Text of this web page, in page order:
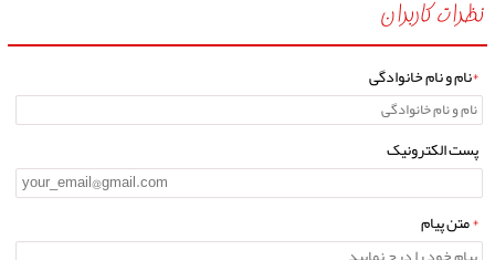
نظرات کاربران
*نام و نام خانوادگی
پست الکترونیک
*متن پیام